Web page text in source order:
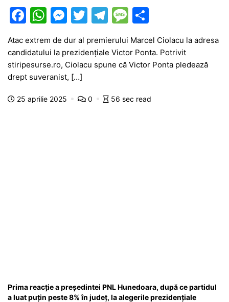
F
c
e
b
o
W
at
s
A
p
M
s
s
e
n
T
itt
er
T
e
gr
m
M
s
s
g
ta
je
z
Atac extrem de dur al premierului Marcel Ciolacu la adresa
candidatului la prezidențiale Victor Ponta. Potrivit
stiripesurse.ro, Ciolacu spune că Victor Ponta pledează
drept suveranist, […]
25 aprilie 2025 0 56 sec read
Prima reacție a președintei PNL Hunedoara, după ce partidul
a luat puțin peste 8% în județ, la alegerile prezidențiale